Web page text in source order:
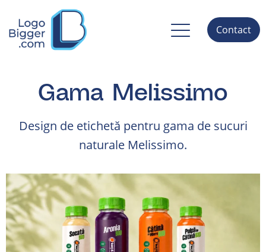
Contact
Gama Melissimo
Design de etichetă pentru gama de sucuri
naturale Melissimo.